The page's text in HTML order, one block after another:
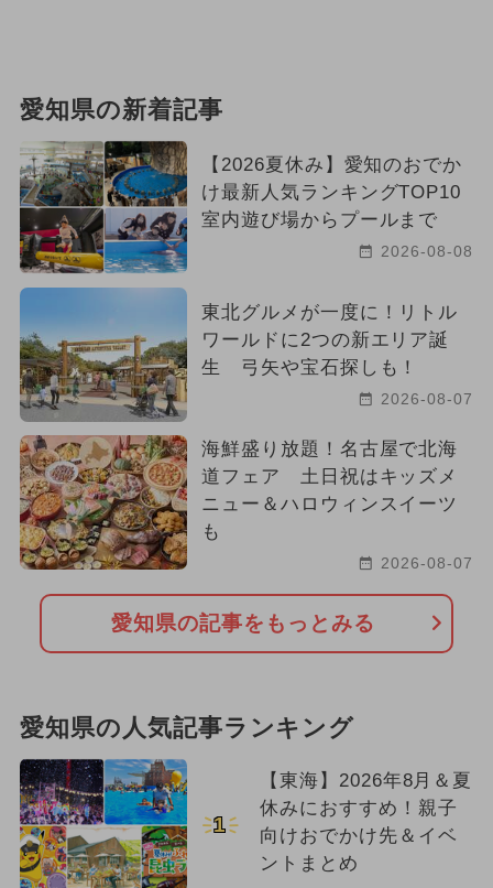
愛知県の新着記事
【2026夏休み】愛知のおでか
け最新人気ランキングTOP10
室内遊び場からプールまで
2026-08-08
東北グルメが一度に！リトル
ワールドに2つの新エリア誕
生 弓矢や宝石探しも！
2026-08-07
海鮮盛り放題！名古屋で北海
道フェア 土日祝はキッズメ
ニュー＆ハロウィンスイーツ
も
2026-08-07
愛知県の記事をもっとみる
愛知県の人気記事ランキング
1
【東海】2026年8月＆夏
休みにおすすめ！親子
向けおでかけ先＆イベ
ントまとめ